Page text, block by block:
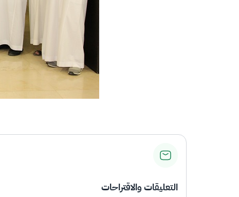
التعليقات والاقتراحات